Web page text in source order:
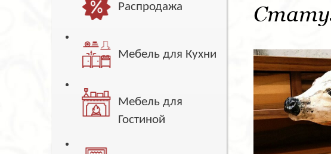
Распродажа
Мебель для Кухни
Мебель для
Гостиной